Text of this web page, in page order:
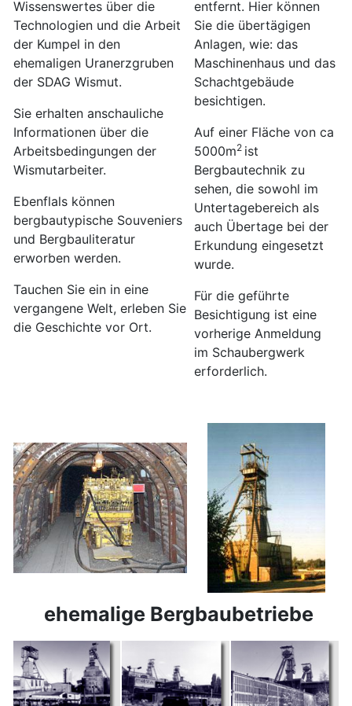
Wissenswertes über die
Technologien und die Arbeit
der Kumpel in den
ehemaligen Uranerzgruben
der SDAG Wismut.
Sie erhalten anschauliche
Informationen über die
Arbeitsbedingungen der
Wismutarbeiter.
Ebenflals können
bergbautypische Souveniers
und Bergbauliteratur
erworben werden.
Tauchen Sie ein in eine
vergangene Welt, erleben Sie
die Geschichte vor Ort.
entfernt. Hier können
Sie die übertägigen
Anlagen, wie: das
Maschinenhaus und das
Schachtgebäude
besichtigen.
Auf einer Fläche von ca
5000m2 ist
Bergbautechnik zu
sehen, die sowohl im
Untertagebereich als
auch Übertage bei der
Erkundung eingesetzt
wurde.
Für die geführte
Besichtigung ist eine
vorherige Anmeldung
im Schaubergwerk
erforderlich.
ehemalige Bergbaubetriebe